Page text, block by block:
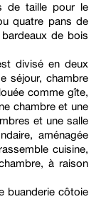
de taille pour le
quatre pans de
de bois
divisé en deux
séjour, chambre
comme gîte,
chambre et une
et une salle
aménagée
cuisine,
à raison
buanderie côtoie